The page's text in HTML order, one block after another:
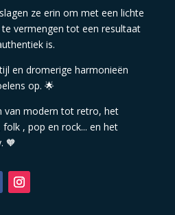
ze erin om met een lichte
vermengen tot een resultaat
is.
en dromerige harmonieën
op. 🌟
van modern tot retro, het
, pop en rock... en het
🧡